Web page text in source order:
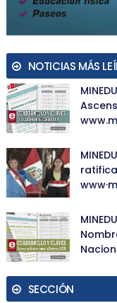
NOTICIAS MÁS
SECCIÓN